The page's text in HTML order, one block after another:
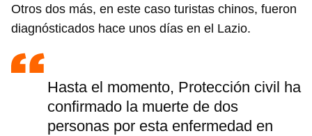
Otros dos más, en este caso turistas chinos, fueron
diagnósticados hace unos días en el Lazio.
Hasta el momento, Protección civil ha
confirmado la muerte de dos
personas por esta enfermedad en